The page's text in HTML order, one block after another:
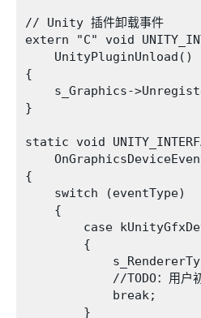
// Unity 插件卸载事件
extern "C" void
    UnityPluginUnload()
{
s_Graphics-
}
static void
{
    switch (eventType)
    {
case
        {
//TODO：用户
            break;
        }